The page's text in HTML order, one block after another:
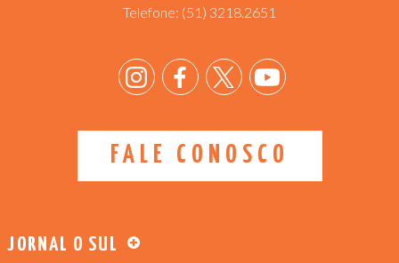
Telefone: (51) 3218.2651
FALE CONOSCO
JORNAL O SUL